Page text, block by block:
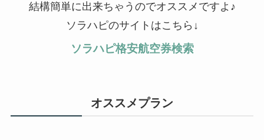
結構簡単に出来ちゃうのでオススメですよ♪
ソラハピのサイトはこちら↓
ソラハピ格安航空券検索
オススメプラン